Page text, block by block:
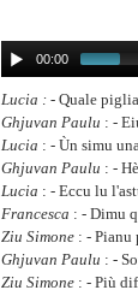
00:00
Lucia : - Quale
Ghjuvan Paulu : -
Lucia : - Ùn simu
Ghjuvan Paulu : -
Lucia : - Eccu lu
Francesca : - Dimu
Ziu Simone : - Pianu
Ghjuvan Paulu : -
Ziu Simone : - Più